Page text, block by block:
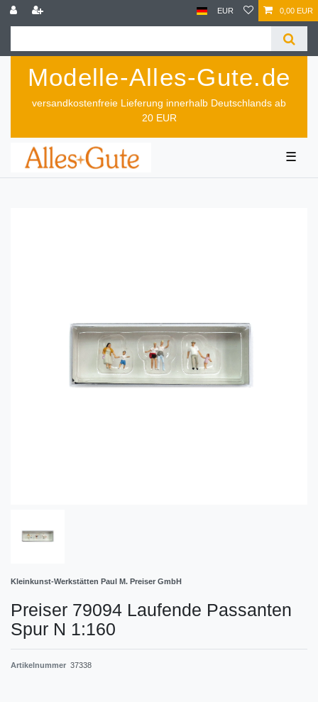
EUR 0,00 EUR
Modelle-Alles-Gute.de
versandkostenfreie Lieferung innerhalb Deutschlands ab
20 EUR
☰
Kleinkunst-Werkstätten Paul M. Preiser GmbH
Preiser 79094 Laufende Passanten
Spur N 1:160
Artikelnummer 37338